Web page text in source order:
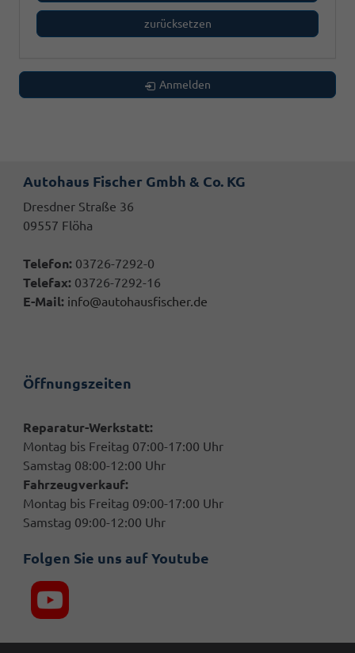
zurücksetzen
Anmelden
Autohaus Fischer Gmbh & Co. KG
Dresdner Straße 36
09557 Flöha
Telefon: 03726-7292-0
Telefax: 03726-7292-16
E-Mail: info@autohausfischer.de
Öffnungszeiten
Reparatur-Werkstatt:
Montag bis Freitag 07:00-17:00 Uhr
Samstag 08:00-12:00 Uhr
Fahrzeugverkauf:
Montag bis Freitag 09:00-17:00 Uhr
Samstag 09:00-12:00 Uhr
Folgen Sie uns auf Youtube